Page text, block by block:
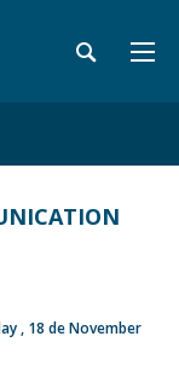
, 18 de November